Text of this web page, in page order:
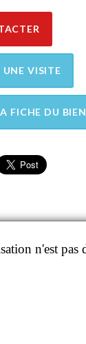
VISITE
FICHE DU BIEN